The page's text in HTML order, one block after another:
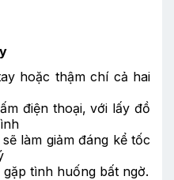
hoặc thậm chí cả hai
điện thoại, với lấy đồ
làm giảm đáng kể tốc
tình huống bất ngờ.